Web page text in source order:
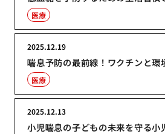
医療
喘息予防の最前線！ワクチンと環
2025.12.19
医療
小児喘息の子どもの未来を守る小
2025.12.13